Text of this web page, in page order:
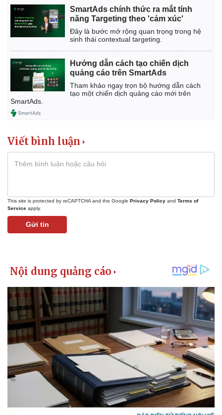
Kinh tế
Khởi nghiệp
Giá cà phê
SmartAds chính thức ra mắt tính
năng Targeting theo 'cảm xúc'
Đây là bước mở rộng quan trọng trong hệ
sinh thái contextual targeting.
Hướng dẫn cách tạo chiến dịch
quảng cáo trên SmartAds
Tham khảo ngay trọn bộ hướng dẫn cách
tạo một chiến dịch quảng cáo mới trên
SmartAds.
Viết bình luận
This site is protected by reCAPTCHA and the Google Privacy Policy and Terms of
Service apply.
Gửi tin